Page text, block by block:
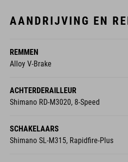
AANDRIJVING EN
REMMEN
Alloy V-Brake
ACHTERDERAILLEUR
Shimano RD-M3020, 8-Speed
SCHAKELAARS
Shimano SL-M315, Rapidfire-Plus